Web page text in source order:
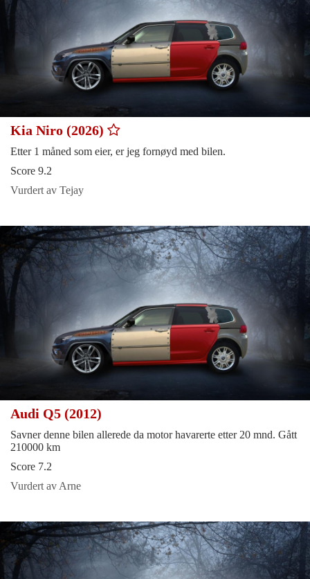
Kia Niro (2026)
Etter 1 måned som eier, er jeg fornøyd med bilen.
Score 9.2
Vurdert av Tejay
Audi Q5 (2012)
Savner denne bilen allerede da motor havarerte etter 20 mnd. Gått
210000 km
Score 7.2
Vurdert av Arne